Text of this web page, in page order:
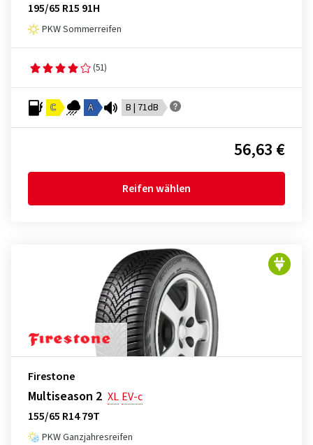
195/65 R15 91H
PKW Sommerreifen
(51)
C A B | 71dB
56,63 €
Reifen wählen
Firestone
Multiseason 2 XL EV-c
155/65 R14 79T
PKW Ganzjahresreifen